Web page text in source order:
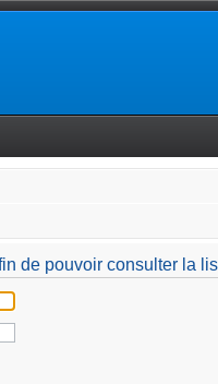
de pouvoir consulter la